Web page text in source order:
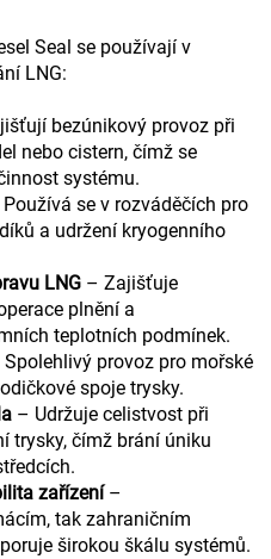
Seal se používají v
LNG:
bezúnikový provoz při
nebo cistern, čímž se
systému.
se v rozváděčích pro
a udržení kryogenního
LNG – Zajišťuje
plnění a
teplotních podmínek.
Spolehlivý provoz pro mořské
spoje trysky.
– Udržuje celistvost při
trysky, čímž brání úniku
zařízení –
tak zahraničním
širokou škálu systémů.